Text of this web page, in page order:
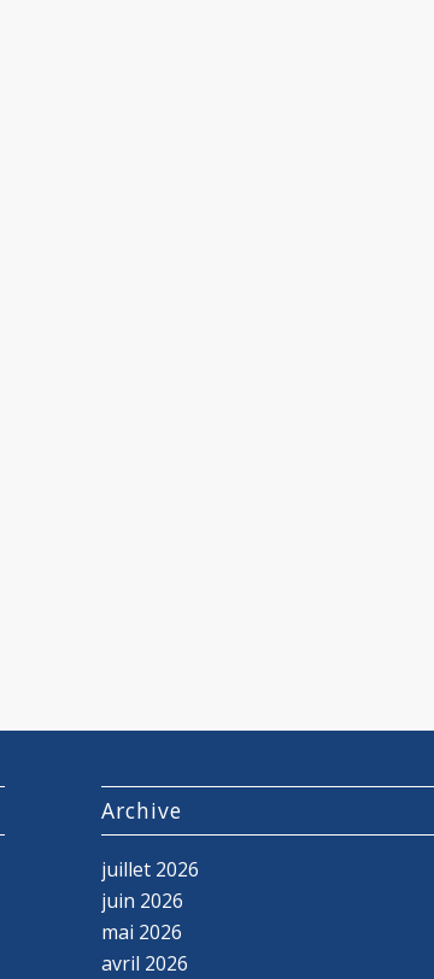
Archive
juillet 2026
juin 2026
mai 2026
avril 2026